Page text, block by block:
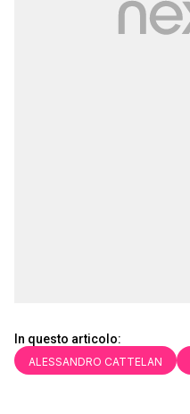
In questo articolo:
ALESSANDRO CATTELAN